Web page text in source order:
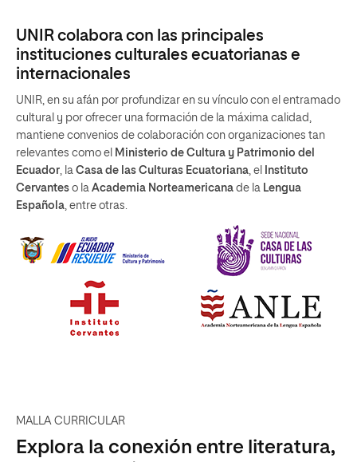
UNIR colabora con las principales
instituciones culturales ecuatorianas e
internacionales
UNIR, en su afán por profundizar en su vínculo con el entramado
cultural y por ofrecer una formación de la máxima calidad,
mantiene convenios de colaboración con organizaciones tan
relevantes como el Ministerio de Cultura y Patrimonio del
Ecuador, la Casa de las Culturas Ecuatoriana, el
Instituto
Cervantes o la Academia Norteamericana de la Lengua
Española, entre otras.
MALLA CURRICULAR
Explora la conexión entre literatura,